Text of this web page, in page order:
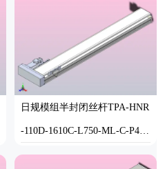
日规模组半封闭丝杆TPA-HNR
-110D-1610C-L750-ML-C-P40-
N3
STEP